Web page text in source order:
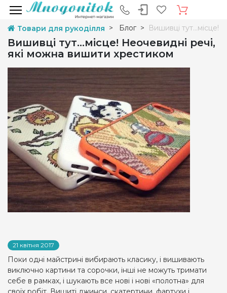
Товари для рукоділля Блог Вишивці тут...місце!
Вишивці тут...місце! Неочевидні речі,
які можна вишити хрестиком
21 квітня 2017
Поки одні майстрині вибирають класику, і вишивають
виключно картини та сорочки, інші не можуть тримати
себе в рамках, і шукають все нові і нові «полотна» для